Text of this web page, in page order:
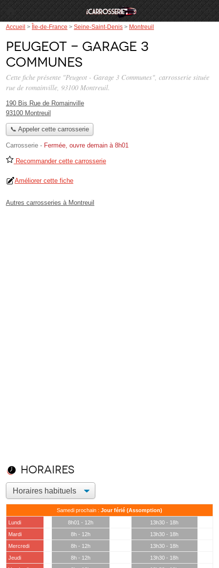
Accueil > Île-de-France > Seine-Saint-Denis > Montreuil
Peugeot - Garage 3
Communes
Cette fiche présente "Peugeot - Garage 3 Communes", carrosserie située
rue de romainville, 93100 Montreuil.
190 Bis Rue de Romainville
93100 Montreuil
📞 Appeler cette carrosserie
Carrosserie - Fermée, ouvre demain à 8h01
Recommander cette carrosserie
Améliorer cette fiche
Autres carrosseries à Montreuil
Horaires
Samedi prochain : Jour férié (Assomption)
Lundi 8h01 - 12h
13h30 - 18h
Mardi
8h - 12h
13h30 - 18h
Mercredi
8h - 12h
13h30 - 18h
Jeudi
8h - 12h
13h30 - 18h